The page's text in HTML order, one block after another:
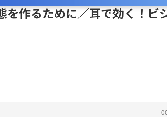
を作るために／耳で効く！ビ